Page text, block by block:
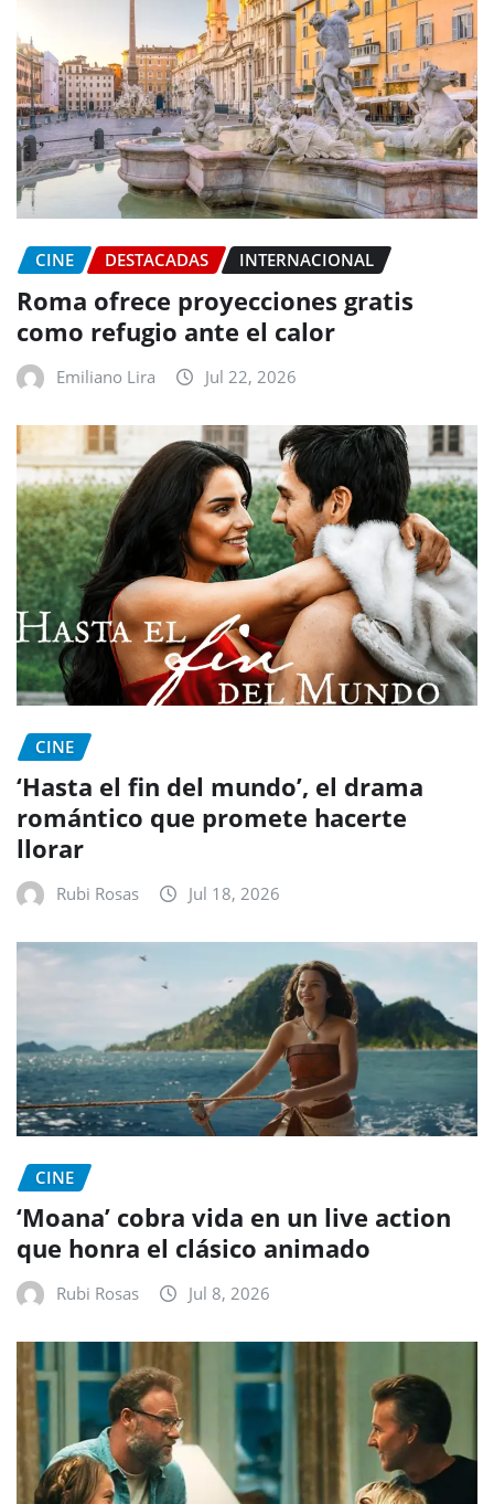
CINE DESTACADAS INTERNACIONAL
Roma ofrece proyecciones gratis
como refugio ante el calor
Emiliano Lira Jul 22, 2026
CINE
‘Hasta el fin del mundo’, el drama
romántico que promete hacerte
llorar
Rubi Rosas Jul 18, 2026
CINE
‘Moana’ cobra vida en un live action
que honra el clásico animado
Rubi Rosas Jul 8, 2026